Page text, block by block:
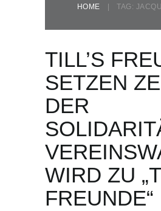
HOME TAG:
TILL’S
SETZEN
DER
WIRD ZU
FREUNDE“